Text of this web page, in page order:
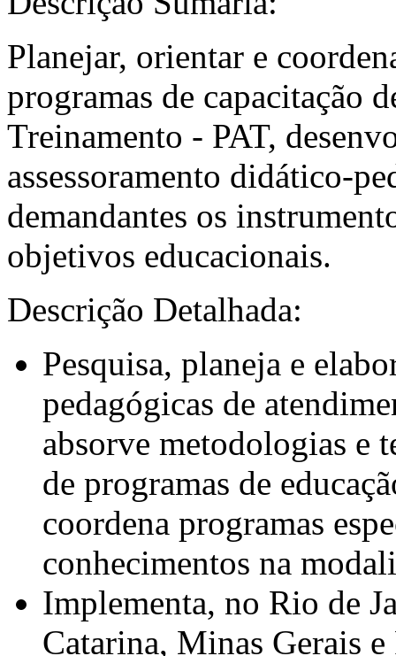
Planejar, orientar e
programas de capacitação
Treinamento - PAT,
assessoramento didático-
demandantes os
objetivos educacionais.
Descrição Detalhada:
Pesquisa, planeja e
pedagógicas de
absorve metodologias e
de programas de
coordena programas
conhecimentos na
Implementa, no Rio de
Catarina, Minas Gerais